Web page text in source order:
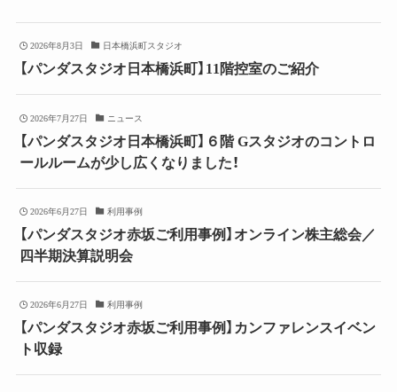
2026年8月3日 日本橋浜町スタジオ
【パンダスタジオ日本橋浜町】11階控室のご紹介
2026年7月27日 ニュース
【パンダスタジオ日本橋浜町】６階 Gスタジオのコントロ
ールルームが少し広くなりました！
2026年6月27日 利用事例
【パンダスタジオ赤坂ご利用事例】オンライン株主総会／
四半期決算説明会
2026年6月27日 利用事例
【パンダスタジオ赤坂ご利用事例】カンファレンスイベン
ト収録